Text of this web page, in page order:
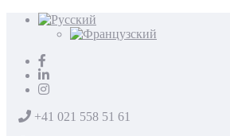
+41 021 558 51 61